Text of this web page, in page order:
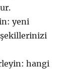
yeni
hangi